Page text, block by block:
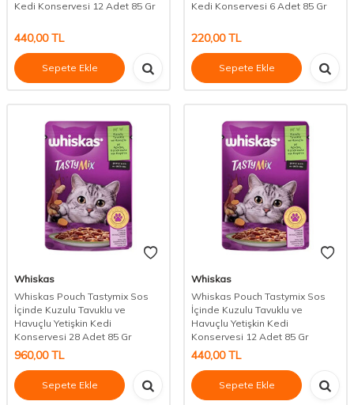
Kedi Konservesi 12 Adet 85 Gr
440,00TL
Sepete Ekle
Kedi Konservesi 6 Adet 85 Gr
220,00TL
Sepete Ekle
Whiskas
Whiskas Pouch Tastymix Sos
İçinde Kuzulu Tavuklu ve
Havuçlu Yetişkin Kedi
Konservesi 28 Adet 85 Gr
960,00TL
Sepete Ekle
Whiskas
Whiskas Pouch Tastymix Sos
İçinde Kuzulu Tavuklu ve
Havuçlu Yetişkin Kedi
Konservesi 12 Adet 85 Gr
440,00TL
Sepete Ekle